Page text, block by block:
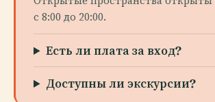
с 8:00 до 20:00.
Есть ли плата за вход?
Доступны ли экскурсии?